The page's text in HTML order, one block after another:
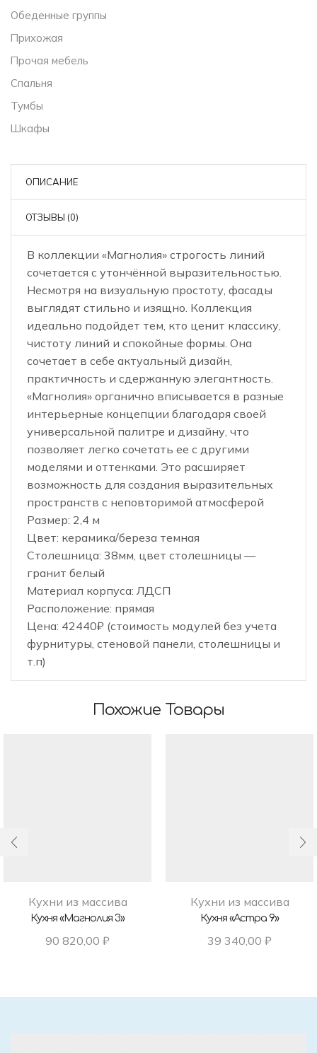
Обеденные группы
Прихожая
Прочая мебель
Спальня
Тумбы
Шкафы
ОПИСАНИЕ
ОТЗЫВЫ (0)
В коллекции «Магнолия» строгость линий
сочетается с утончённой выразительностью.
Несмотря на визуальную простоту, фасады
выглядят стильно и изящно. Коллекция
идеально подойдет тем, кто ценит классику,
чистоту линий и спокойные формы. Она
сочетает в себе актуальный дизайн,
практичность и сдержанную элегантность.
«Магнолия» органично вписывается в разные
интерьерные концепции благодаря своей
универсальной палитре и дизайну, что
позволяет легко сочетать ее с другими
моделями и оттенками. Это расширяет
возможность для создания выразительных
пространств с неповторимой атмосферой
Размер: 2,4 м
Цвет: керамика/береза темная
Столешница: 38мм, цвет столешницы —
гранит белый
Материал корпуса: ЛДСП
Расположение: прямая
Цена: 42440₽ (стоимость модулей без учета
фурнитуры, стеновой панели, столешницы и
т.п)
Похожие Товары
Кухни из массива
Кухня «Магнолия 3»
90 820,00 ₽
Кухни из массива
Кухня «Астра 9»
39 340,00 ₽